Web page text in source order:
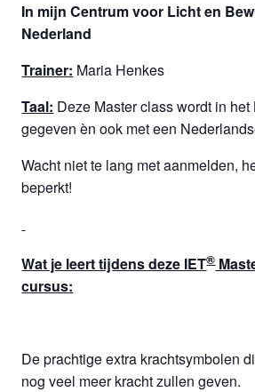
In mijn Centrum voor Licht en
Nederland
Trainer: Maria Henkes
Taal: Deze Master class wordt in
gegeven èn ook met een
Wacht niet te lang met aanmelden,
beperkt!
Wat je leert tijdens deze IET®
cursus:
De prachtige extra krachtsymbolen
nog veel meer kracht zullen geven.